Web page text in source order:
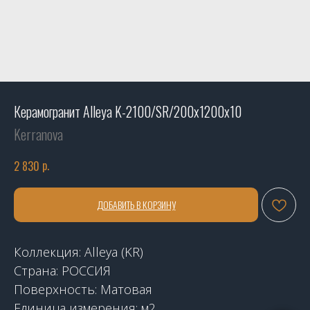
Керамогранит Alleya K-2100/SR/200x1200x10
Kerranova
2 830 р.
ДОБАВИТЬ В КОРЗИНУ
Коллекция: Alleya (KR)
Страна: РОССИЯ
Поверхность: Матовая